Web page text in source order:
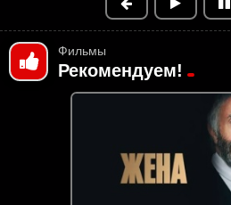
Фильмы
Рекомендуем!